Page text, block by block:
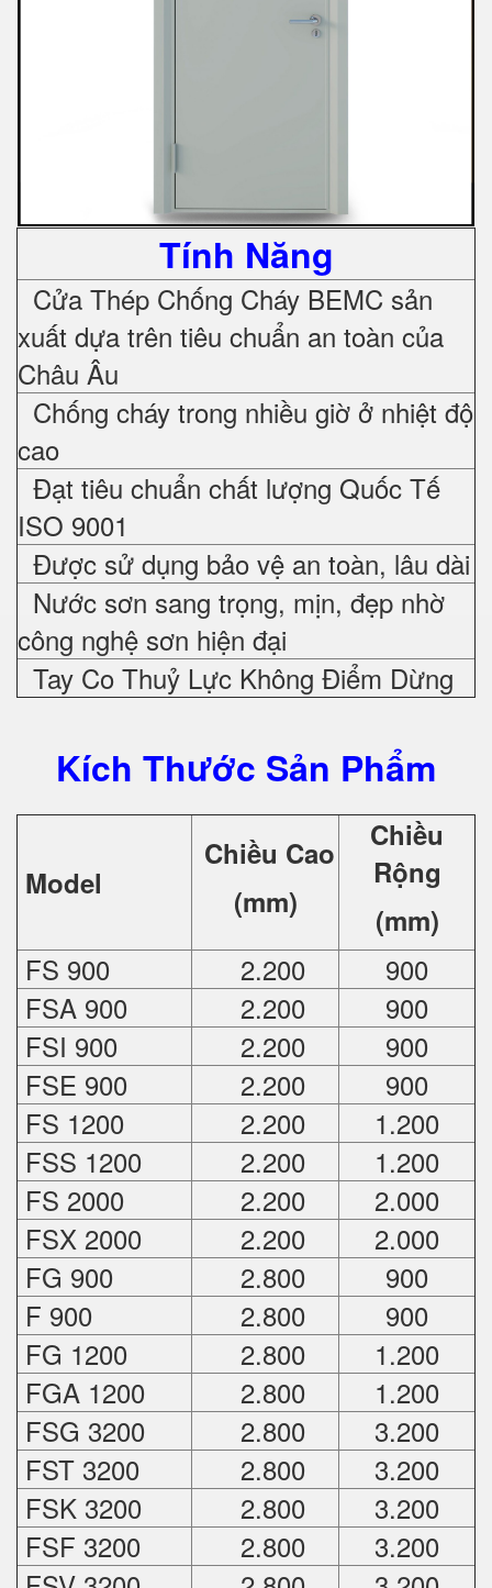
Tính Năng
Cửa Thép Chống Cháy BEMC sản
xuất dựa trên tiêu chuẩn an toàn của
Châu Âu
Chống cháy trong nhiều giờ ở nhiệt độ
cao
Đạt tiêu chuẩn chất lượng Quốc Tế
ISO 9001
Được sử dụng bảo vệ an toàn, lâu dài
Nước sơn sang trọng, mịn, đẹp nhờ
công nghệ sơn hiện đại
Tay Co Thuỷ Lực Không Điểm Dừng
Kích Thước Sản Phẩm
Model
Chiều Cao
(mm)
Chiều
Rộng
(mm)
FS 900 2.200
900
FSA 900
2.200
900
FSI 900
2.200
900
FSE 900
2.200
900
FS 1200
2.200
1.200
FSS 1200
2.200
1.200
FS 2000
2.200
2.000
FSX 2000
2.200
2.000
FG 900
2.800
900
F 900
2.800
900
FG 1200
2.800
1.200
FGA 1200
2.800
1.200
FSG 3200
2.800
3.200
FST 3200
2.800
3.200
FSK 3200
2.800
3.200
FSF 3200
2.800
3.200